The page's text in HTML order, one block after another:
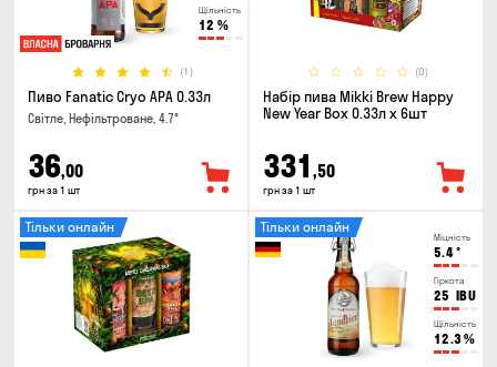
Щільність
12 %
(1)
Пиво Fanatic Cryo APA 0.33л
Світле, Нефільтроване, 4.7°
36,00
грн за 1 шт
(0)
Набір пива Mikki Brew Happy
New Year Box 0.33л x 6шт
331 ,50
грн за 1 шт
Тільки онлайн
Міцність
5.4°
Гіркота
25 IBU
Щільність
12.3%
Тільки онлайн